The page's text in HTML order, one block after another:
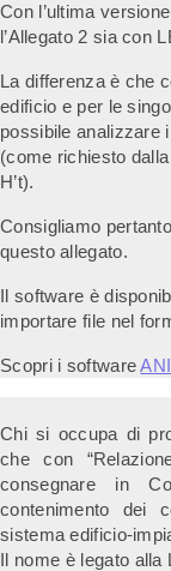
Con l’ultima
l’Allegato 2 sia con
La differenza è che
edificio e per le
possibile analizzare
(come richiesto
H’t).
Consigliamo
questo allegato.
Il software è
importare file nel
Scopri i software
Chi si occupa di
che con
consegnare in
contenimento dei
sistema edificio-
Il nome è legato alla